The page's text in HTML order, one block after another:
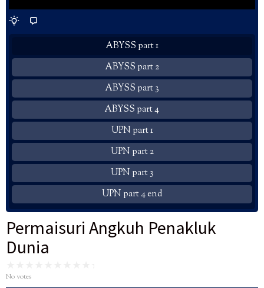
ABYSS part 1
ABYSS part 2
ABYSS part 3
ABYSS part 4
UPN part 1
UPN part 2
UPN part 3
UPN part 4 end
Permaisuri Angkuh Penakluk
Dunia
No votes